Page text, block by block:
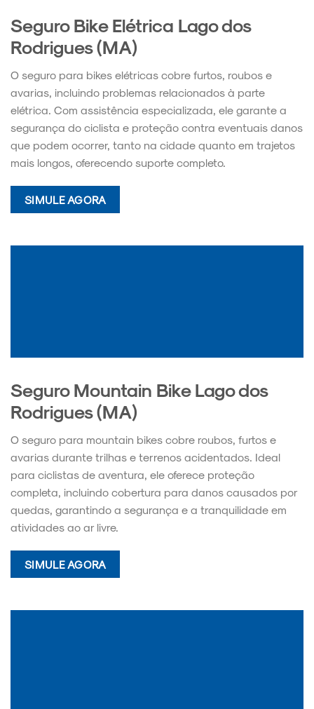
Seguro Bike Elétrica Lago dos
Rodrigues (MA)
O seguro para bikes elétricas cobre furtos, roubos e
avarias, incluindo problemas relacionados à parte
elétrica. Com assistência especializada, ele garante a
segurança do ciclista e proteção contra eventuais danos
que podem ocorrer, tanto na cidade quanto em trajetos
mais longos, oferecendo suporte completo.
SIMULE AGORA
Seguro Mountain Bike Lago dos
Rodrigues (MA)
O seguro para mountain bikes cobre roubos, furtos e
avarias durante trilhas e terrenos acidentados. Ideal
para ciclistas de aventura, ele oferece proteção
completa, incluindo cobertura para danos causados por
quedas, garantindo a segurança e a tranquilidade em
atividades ao ar livre.
SIMULE AGORA